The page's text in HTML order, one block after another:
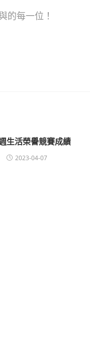
的每一位！
生活榮譽競賽成績
2023-04-07